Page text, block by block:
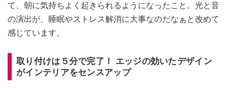
て、朝に気持ちよく起きられるようになったこと。光と音
の演出が、睡眠やストレス解消に大事なのだなぁと改めて
感じています。
取り付けは５分で完了！ エッジの効いたデザイン
がインテリアをセンスアップ